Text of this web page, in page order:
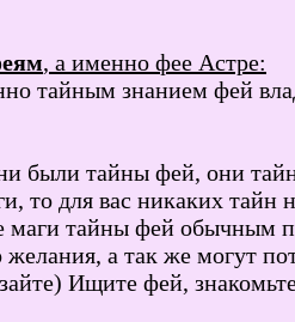
, а именно фее Астре:
тайным знанием фей
были тайны фей, они
то для вас никаких тайн
тайны фей обычным
желания, а так же могут
Ищите фей,